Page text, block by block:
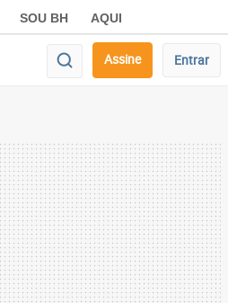
SOU BH AQUI
Assine Entrar